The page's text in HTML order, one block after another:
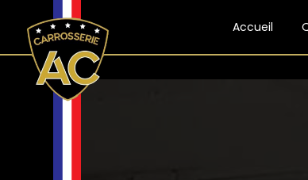
Accueil